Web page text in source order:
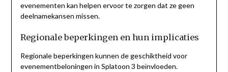
evenementen kan helpen ervoor te zorgen dat ze geen
deelnamekansen missen.
Regionale beperkingen en hun implicaties
Regionale beperkingen kunnen de geschiktheid voor
evenementbeloningen in Splatoon 3 beïnvloeden.